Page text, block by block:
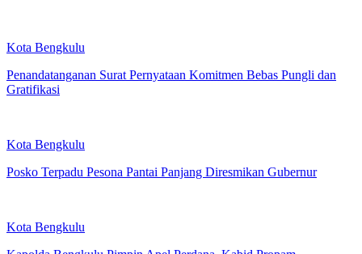
Kota Bengkulu
Penandatanganan Surat Pernyataan Komitmen Bebas Pungli dan
Gratifikasi
Kota Bengkulu
Posko Terpadu Pesona Pantai Panjang Diresmikan Gubernur
Kota Bengkulu